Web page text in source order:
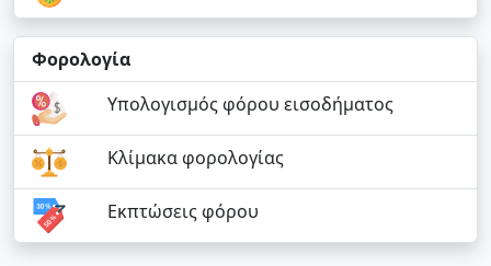
Φορολογία
Υπολογισμός φόρου εισοδήματος
Κλίμακα φορολογίας
Εκπτώσεις φόρου